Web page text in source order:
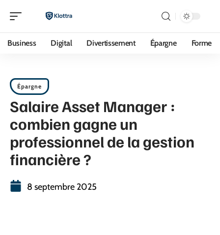
Business Digital Divertissement Épargne Forme
Épargne
Salaire Asset Manager :
combien gagne un
professionnel de la gestion
financière ?
8 septembre 2025